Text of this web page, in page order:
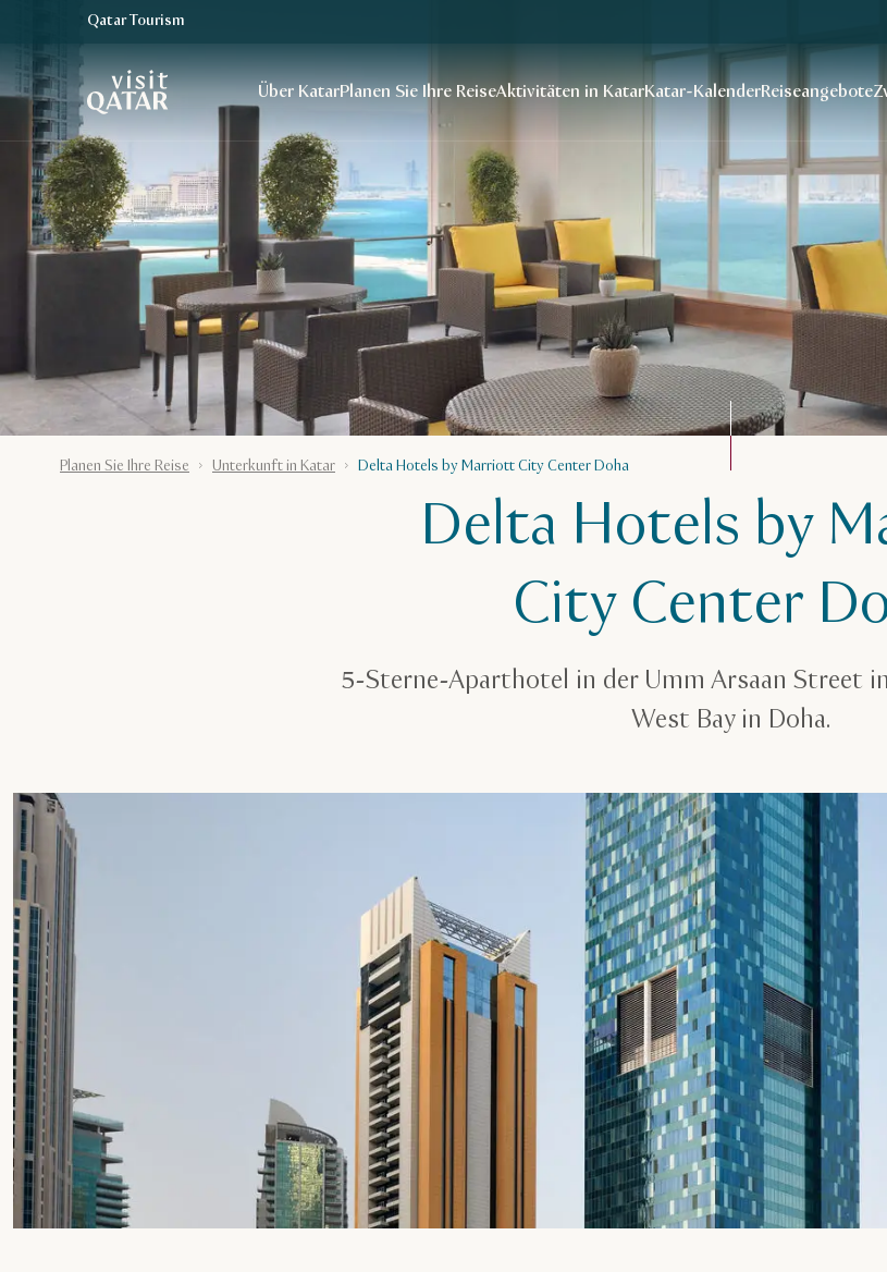
VisitQatar Homepage
Qatar Tourism
Über KatarPlanen Sie Ihre ReiseAktivitäten in KatarKatar-KalenderReiseangebote
Planen Sie Ihre Reise Unterkunft in Katar Delta Hotels by Marriott City Center Doha
Delta Hotels by
City Center
5-Sterne-Aparthotel in der Umm Arsaan Street
West Bay in Doha.